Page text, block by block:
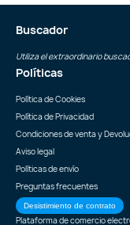
Buscador
Utiliza el extraordinario
Políticas
Política de Cookies
Política de Privacidad
Condiciones de venta y
Aviso legal
Políticas de envío
Preguntas frecuentes
Desistimiento de contrato
Plataforma de comercio